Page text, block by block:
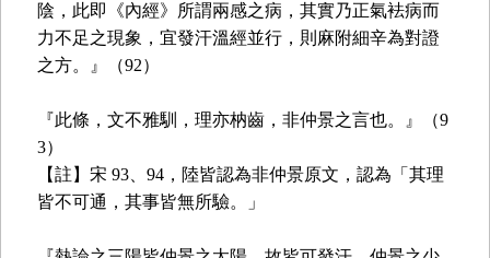
陰，此即《內經》所謂兩感之病，其實乃正氣袪病而
力不足之現象，宜發汗溫經並行，則麻附細辛為對證
之方。』（92）
『此條，文不雅馴，理亦枘齒，非仲景之言也。』（9
3）
【註】宋 93、94，陸皆認為非仲景原文，認為「其理
皆不可通，其事皆無所驗。」